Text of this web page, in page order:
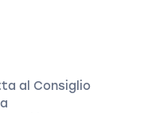
al Consiglio